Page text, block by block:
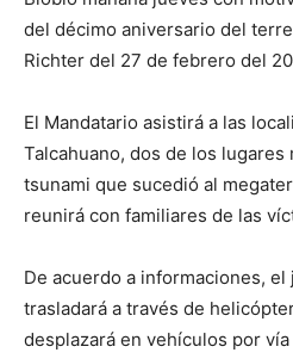
del décimo aniversario del
Richter del 27 de febrero del
El Mandatario asistirá a las
Talcahuano, dos de los lugares
tsunami que sucedió al
reunirá con familiares de las
De acuerdo a informaciones,
trasladará a través de
desplazará en vehículos por